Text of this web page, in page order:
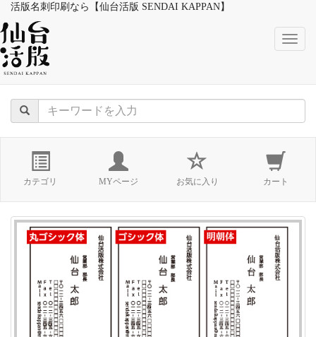
活版名刺印刷なら【仙台活版 SENDAI KAPPAN】
カテゴリ MYページ お気に入り カート